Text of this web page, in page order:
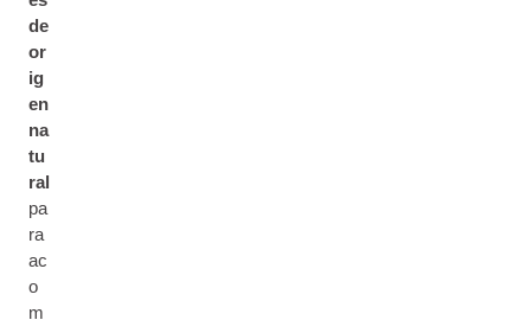
de
or
ig
en
na
tu
ral
pa
ra
ac
o
m